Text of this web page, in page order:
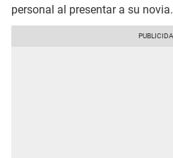
personal al presentar a su novia.